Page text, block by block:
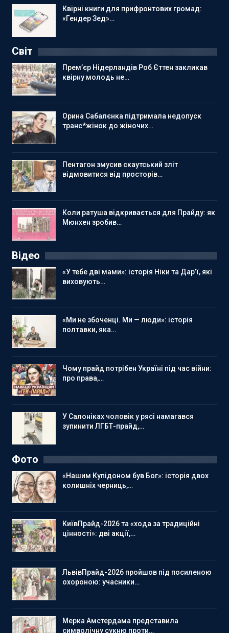
Квірні книги для прифронтових громад:
«Гендер Зед»…
Світ
Прем’єр Нідерландів Роб Єттен закликав
квірну молодь не…
Орина Сабалєнка підтримала недопуск
транс*жінок до жіночих…
Пентагон змусив скаутський зліт
відмовитися від просторів…
Коли ратуша відкривається для Прайду: як
Мюнхен зробив…
Відео
«У тебе дві мами»: історія Ніки та Дар’ї, які
виховують…
«Ми не збоченці. Ми — люди»: історія
полтавки, яка…
Чому прайд потрібен Україні під час війни:
про права,…
У Салоніках чоловік у рясі намагався
зупинити ЛГБТ-прайд,…
Фото
«Нашим Купідоном був Бог»: історія двох
колишніх черниць,…
КиївПрайд-2026 та «хода за традиційні
цінності»: дві акції,…
ЛьвівПрайд-2026 пройшов під посиленою
охороною: учасники…
Мерка Амстердама представила
символічну сукню проти…